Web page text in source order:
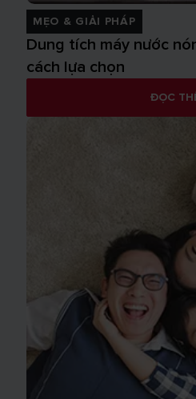
MẸO & GIẢI PHÁP
Dung tích máy nước
cách lựa chọn
ĐỌC